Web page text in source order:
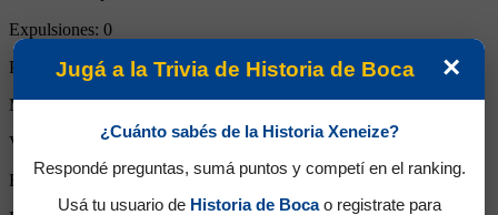
Expulsiones: 0
Partidos reemplazado:1
Minutos Disputados:10405
Victorias:
Empates:33
×
Jugá a la Trivia de Historia de Boca
¿Cuánto sabés de la Historia Xeneize?
Respondé preguntas, sumá puntos y competí en el ranking.
Usá tu usuario de Historia de Bocao registrate para